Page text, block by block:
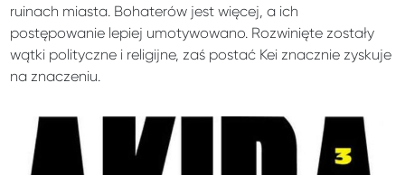
ruinach miasta. Bohaterów jest więcej, a ich
postępowanie lepiej umotywowano. Rozwinięte zostały
wątki polityczne i religijne, zaś postać Kei znacznie zyskuje
na znaczeniu.